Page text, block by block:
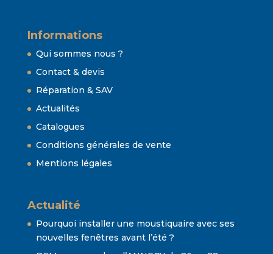
Informations
Qui sommes nous ?
Contact & devis
Réparation & SAV
Actualités
Catalogues
Conditions générales de vente
Mentions légales
Actualité
Pourquoi installer une moustiquaire avec ses
nouvelles fenêtres avant l’été ?